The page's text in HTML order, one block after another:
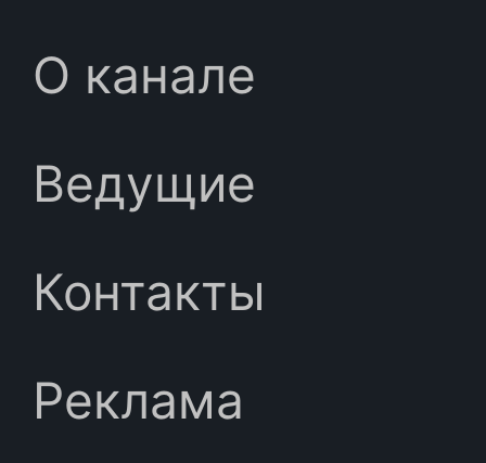
О канале
Ведущие
Контакты
Реклама